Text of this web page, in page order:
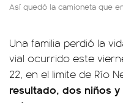
Así quedó la camioneta que
Una familia perdió la
vial ocurrido este
22, en el limite de Río
resultado, dos niños